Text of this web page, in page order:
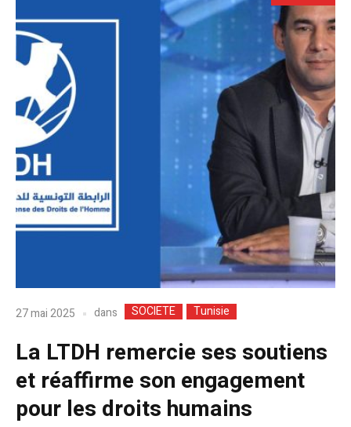
27 mai 2025 dans SOCIETE Tunisie
La LTDH remercie ses soutiens
et réaffirme son engagement
pour les droits humains